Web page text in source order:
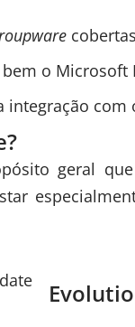
o Microsoft
integração
geral